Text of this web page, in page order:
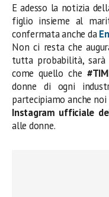
E adesso la notizia
figlio insieme al
confermata anche da
Non ci resta che
tutta probabilità, sarà
come quello che
donne di ogni
partecipiamo anche noi
Instagram ufficiale
alle donne.